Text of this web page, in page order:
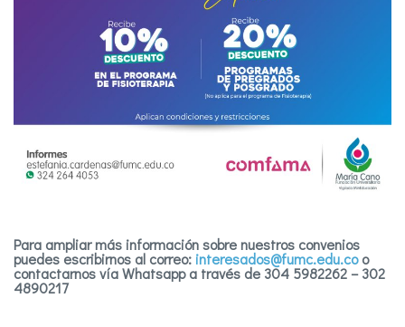
Para ampliar más información sobre nuestros convenios
puedes escribirnos al correo: interesados@fumc.edu.coo
contactarnos vía Whatsapp a través de 304 5982262 – 302
4890217